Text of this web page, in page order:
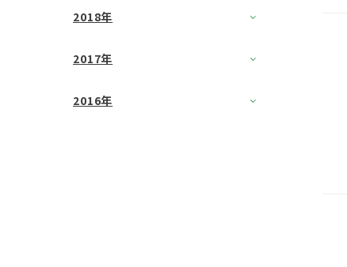
2018年
2017年
2016年